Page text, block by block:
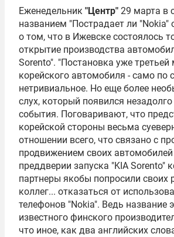
Еженедельник "Центр" 29 марта в
названием "Пострадает ли "Nokia"
о том, что в Ижевске состоялось
открытие производства
Sorento". "Постановка уже третьей
корейского автомобиля - само по
нетривиальное. Но еще более
слух, который появился
события. Поговаривают, что
корейской стороны весьма
отношении всего, что связано с
продвижением своих
преддверии запуска "KIA Sorento"
партнеры якобы попросили своих
коллег... отказаться от
телефонов "Nokia". Ведь название
известного финского
что иное, как два английских